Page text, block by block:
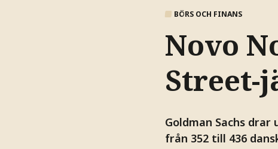
BÖRS OCH FINANS
Novo
Street-
Goldman Sachs
från 352 till 436